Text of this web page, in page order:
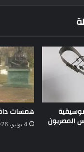
المصريون
همسات
4 يونيو، 2026